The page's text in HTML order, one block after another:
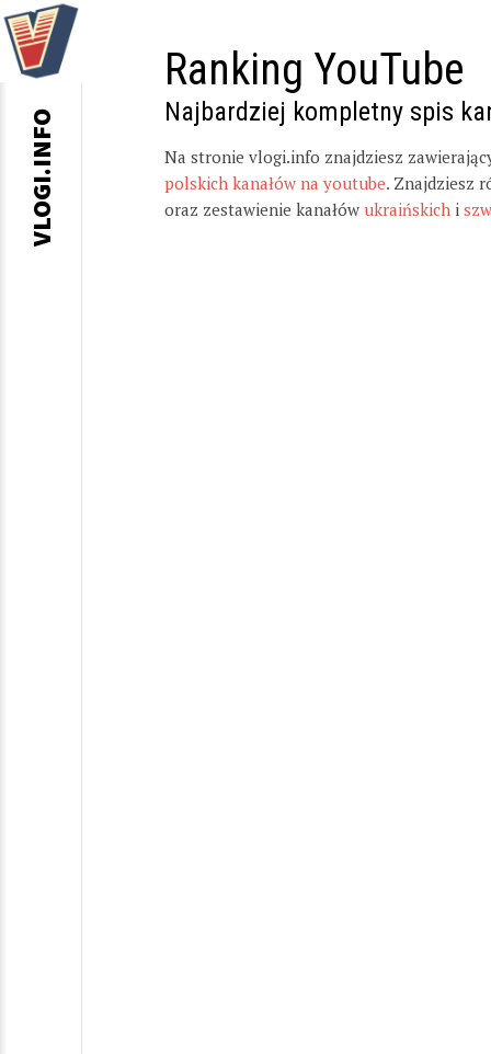
Ranking YouTube
Najbardziej kompletny spis
Na stronie vlogi.info znajdziesz
polskich kanałów na youtube. Znajdziesz
oraz zestawienie kanałów ukraińskich i
VLOGI.INFO